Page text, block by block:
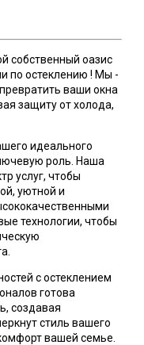
собственный оазис
по остеклению ! Мы -
ваши окна
защиту от холода,
идеального
роль. Наша
услуг, чтобы
уютной и
технологии, чтобы
с остеклением
готова
создавая
стиль вашего
вашей семье.